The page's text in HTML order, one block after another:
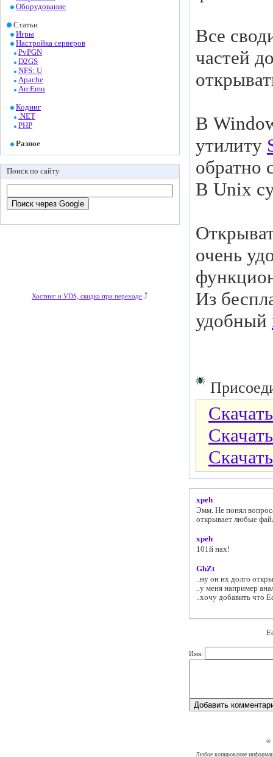
Оборудование
Статьи
Игры
Настройка серверов
PvPGN
D2GS
NFS: U
Apache
ArcEmu
Кодинг
.NET
PHP
Разное
Поиск по сайту
Хостинг и VDS, скидка при переходе ⤴
Все
частей
В
утилиту
обратно
В Unix
очень
Из
удобный
xpeh
Эмм. Не понял
открывает любые
xpeh
101й нах!
GhZt
..ну он их долго
..у меня например
..хочу добавить что
Имя:
©
Любое копирование